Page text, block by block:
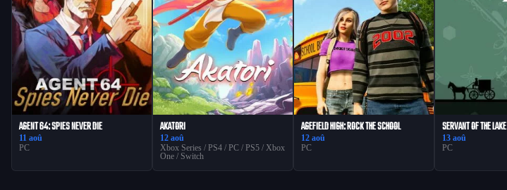
AGENT 64: SPIES NEVER DIE
11 aoû
PC
AKATORI
12 aoû
Xbox Series / PS4 / PC / PS5 / Xbox
One / Switch
AGEFIELD HIGH: ROCK THE SCHOOL
12 aoû
PC
SERVANT OF THE LAKE
13 aoû
PC